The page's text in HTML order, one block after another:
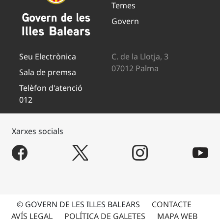
Temes
Govern
Seu Electrònica
Sala de premsa
Telèfon d'atenció
012
C. de la Llotja, 3
07012 Palma
Xarxes socials
© GOVERN DE LES ILLES BALEARS
CONTACTE
AVÍS LEGAL
POLÍTICA DE GALETES MAPA WEB